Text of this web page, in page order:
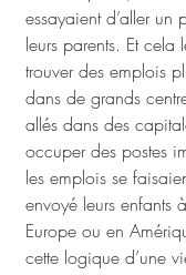
essayaient d’aller un
leurs parents. Et cela
trouver des emplois
dans de grands
allés dans des
occuper des postes
les emplois se
envoyé leurs enfants
Europe ou en
cette logique d’une